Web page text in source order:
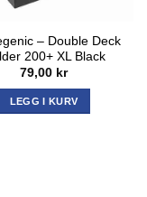
– Double Deck
200+ XL Black
79,00 kr
LEGG I KURV